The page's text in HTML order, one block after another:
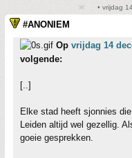
• vrijdag
#ANONIEM
Op vrijdag 14
volgende:
[..]
Elke stad heeft sjonnies
Leiden altijd wel gezellig.
goeie gesprekken.